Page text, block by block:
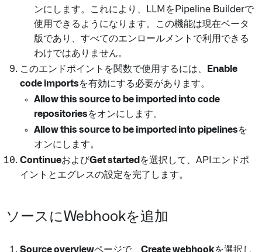
ンにします。これにより、LLMをPipeline Builderで
使用できるようになります。この機能は現在ベータ
版であり、すべてのエンロールメントで利用できる
わけではありません。
このエンドポイントを関数で使用するには、
Enable
code importsを有効にする必要があります。
Allow this source to be imported into code
repositoriesをオンにします。
Allow this source to be imported into pipelinesを
オンにします。
ContinueおよびGet started を選択して、APIエンドポ
イントとエグレスの設定を完了します。
ソースにWebhookを追加
Source overviewページで、 Create webhookを選択し